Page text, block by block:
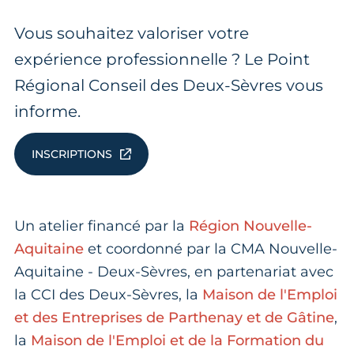
Vous souhaitez valoriser votre
expérience professionnelle ? Le Point
Régional Conseil des Deux-Sèvres vous
informe.
INSCRIPTIONS
Un atelier financé par la Région Nouvelle-
Aquitaine et coordonné par la CMA Nouvelle-
Aquitaine - Deux-Sèvres, en partenariat avec
la CCI des Deux-Sèvres, la Maison de l'Emploi
et des Entreprises de Parthenay et de Gâtine,
la Maison de l'Emploi et de la Formation du